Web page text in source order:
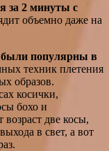
за 2 минуты с
объемно даже на
были популярны в
техник плетения
образов.
косички,
бохо и
две косы,
в свет, а вот